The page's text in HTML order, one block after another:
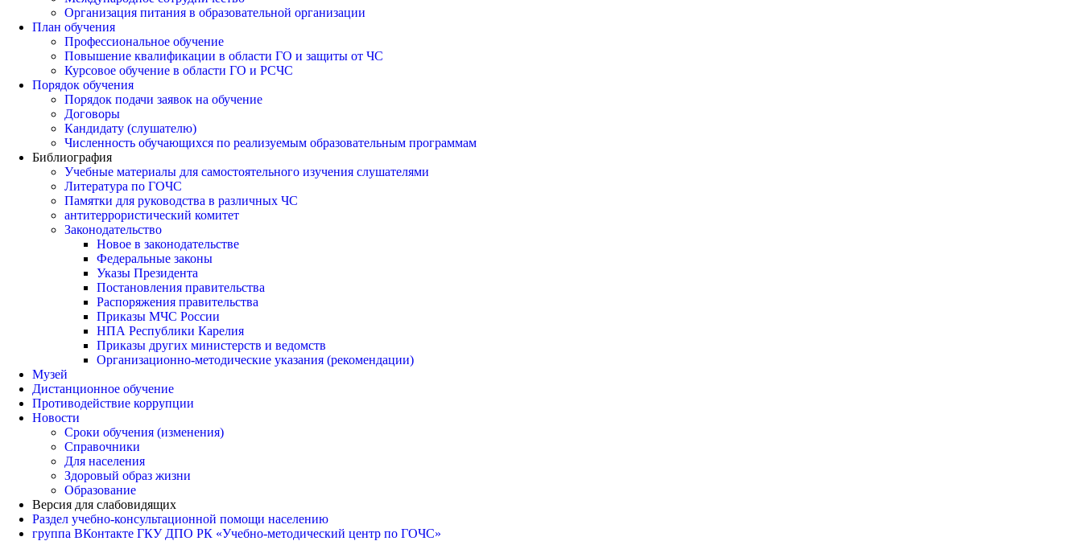
Организация питания в образовательной организации
План обучения
Профессиональное обучение
Повышение квалификации в области ГО и защиты от ЧС
Курсовое обучение в области ГО и РСЧС
Порядок обучения
Порядок подачи заявок на обучение
Договоры
Кандидату (слушателю)
Численность обучающихся по реализуемым образовательным программам
Библиография
Учебные материалы для самостоятельного изучения слушателями
Литература по ГОЧС
Памятки для руководства в различных ЧС
антитеррористический комитет
Законодательство
Новое в законодательстве
Федеральные законы
Указы Президента
Постановления правительства
Распоряжения правительства
Приказы МЧС России
НПА Республики Карелия
Приказы других министерств и ведомств
Организационно-методические указания (рекомендации)
Музей
Дистанционное обучение
Противодействие коррупции
Новости
Сроки обучения (изменения)
Справочники
Для населения
Здоровый образ жизни
Образование
Версия для слабовидящих
Раздел учебно-консультационной помощи населению
группа ВКонтакте ГКУ ДПО РК «Учебно-методический центр по ГОЧС»